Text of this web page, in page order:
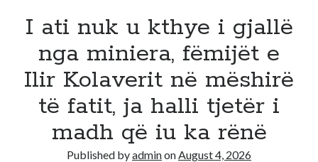
temperatura
deri
në
Ja
çfarë
pritet
të
ndodhë
I ati nuk u kthye i gjallë
nga miniera, fëmijët e
Ilir Kolaverit në mëshirë
të fatit, ja halli tjetër i
madh që iu ka rënë
Published byadminonAugust 4, 2026